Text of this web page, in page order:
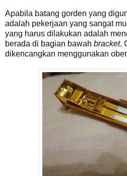
Apabila batang gorden yang
adalah pekerjaan yang sangat
yang harus dilakukan adalah
berada di bagian bawah bracket.
dikencangkan menggunakan